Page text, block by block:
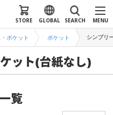
MENU
SEARCH
GLOBAL
STORE
ポケット ポケット シンプリ
ット(台紙なし)
覧